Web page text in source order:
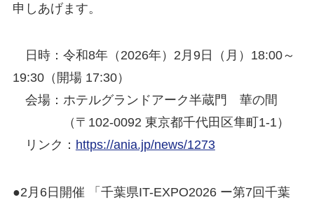
申しあげます。
日時：令和8年（2026年）2月9日（月）18:00～
19:30（開場 17:30）
会場：ホテルグランドアーク半蔵門 華の間
（〒102-0092 東京都千代田区隼町1-1）
リンク： https://ania.jp/news/1273
●2月6日開催 「千葉県IT-EXPO2026 ー第7回千葉